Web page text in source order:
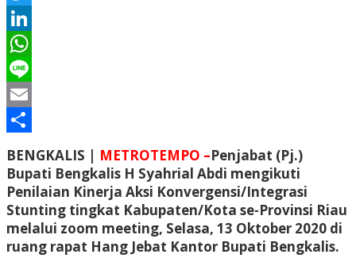
Twitter
LinkedIn
WhatsApp
Line
Email
BENGKALIS | METROTEMPO –Penjabat (Pj.)
Bupati Bengkalis H Syahrial Abdi mengikuti
Penilaian Kinerja Aksi Konvergensi/Integrasi
Stunting tingkat Kabupaten/Kota se-Provinsi Riau
melalui zoom meeting, Selasa, 13 Oktober 2020 di
ruang rapat Hang Jebat Kantor Bupati Bengkalis.